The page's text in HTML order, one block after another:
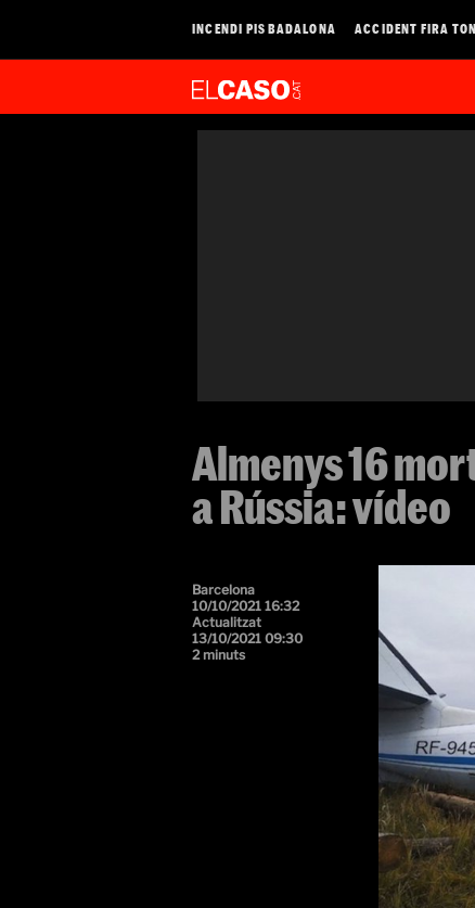
INCENDI PIS BADALONA ACCIDENT FIRA
Almenys 16
a Rússia: vídeo
Barcelona
10/10/2021 16:32
Actualitzat
13/10/2021 09:30
2 minuts